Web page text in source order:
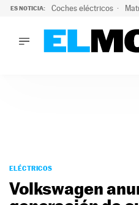
ES NOTICIA: Coches eléctricos
PODCAST
MOTOS
TECNOLOGÍA
ELÉCTRICOS
Volkswagen